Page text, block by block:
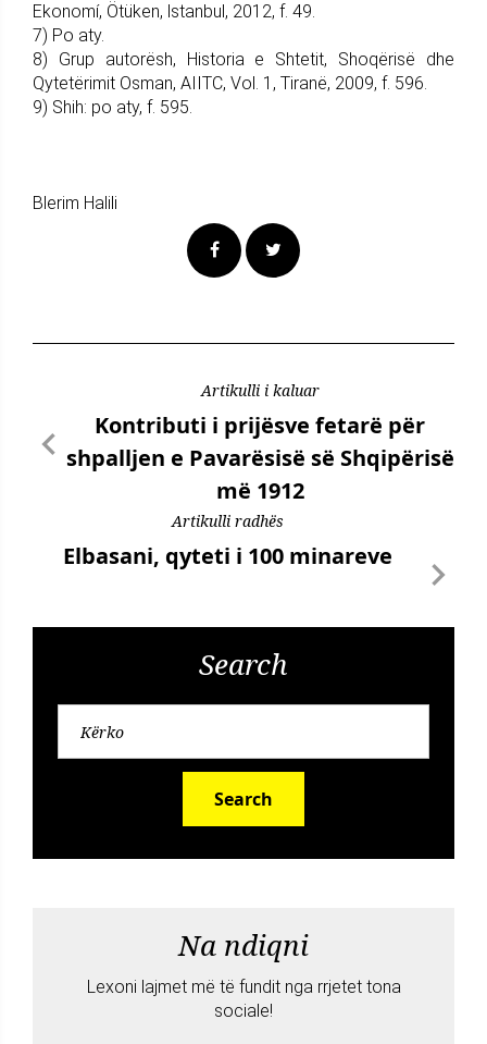
Ekonomí, Ötüken, lstanbul, 2012, f. 49.
7) Po aty.
8) Grup autorësh, Historia e Shtetit, Shoqërisë dhe
Qytetërimit Osman, AIITC, Vol. 1, Tiranë, 2009, f. 596.
9) Shih: po aty, f. 595.
Blerim Halili
Artikulli i kaluar
Kontributi i prijësve fetarë për
shpalljen e Pavarësisë së Shqipërisë
më 1912
Artikulli radhës
Elbasani, qyteti i 100 minareve
Search
Search
Na ndiqni
Lexoni lajmet më të fundit nga rrjetet tona
sociale!